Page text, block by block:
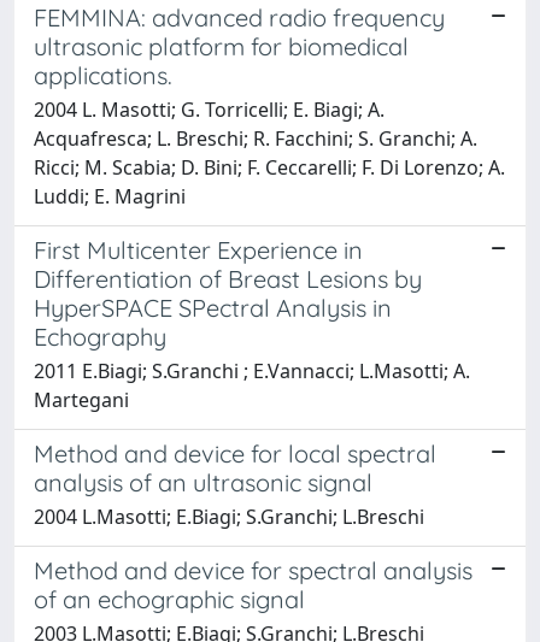
FEMMINA: advanced radio frequency
ultrasonic platform for biomedical
applications.
2004 L. Masotti; G. Torricelli; E. Biagi; A.
Acquafresca; L. Breschi; R. Facchini; S. Granchi; A.
Ricci; M. Scabia; D. Bini; F. Ceccarelli; F. Di Lorenzo; A.
Luddi; E. Magrini
First Multicenter Experience in
Differentiation of Breast Lesions by
HyperSPACE SPectral Analysis in
Echography
2011 E.Biagi; S.Granchi ; E.Vannacci; L.Masotti; A.
Martegani
Method and device for local spectral
analysis of an ultrasonic signal
2004 L.Masotti; E.Biagi; S.Granchi; L.Breschi
Method and device for spectral analysis
of an echographic signal
2003 L.Masotti; E.Biagi; S.Granchi; L.Breschi